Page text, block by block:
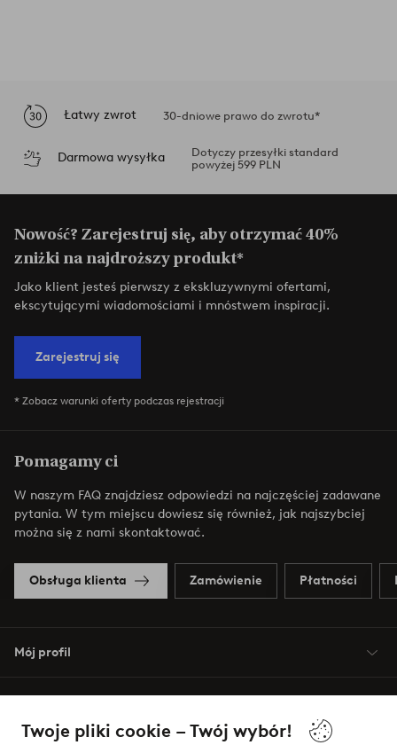
Twoje pliki cookie – Twój wybór!
Łatwy zwrot 30-dniowe prawo do zwrotu*
Darmowa wysyłka
Dotyczy przesyłki standard
powyżej 599 PLN
Nowość? Zarejestruj się, aby otrzymać 40%
zniżki na najdroższy produkt*
Jako klient jesteś pierwszy z ekskluzywnymi ofertami,
ekscytującymi wiadomościami i mnóstwem inspiracji.
Zarejestruj się
* Zobacz warunki oferty podczas rejestracji
Pomagamy ci
W naszym FAQ znajdziesz odpowiedzi na najczęściej zadawane
pytania. W tym miejscu dowiesz się również, jak najszybciej
można się z nami skontaktować.
Obsługa klienta Zamówienie Płatności
Mój profil